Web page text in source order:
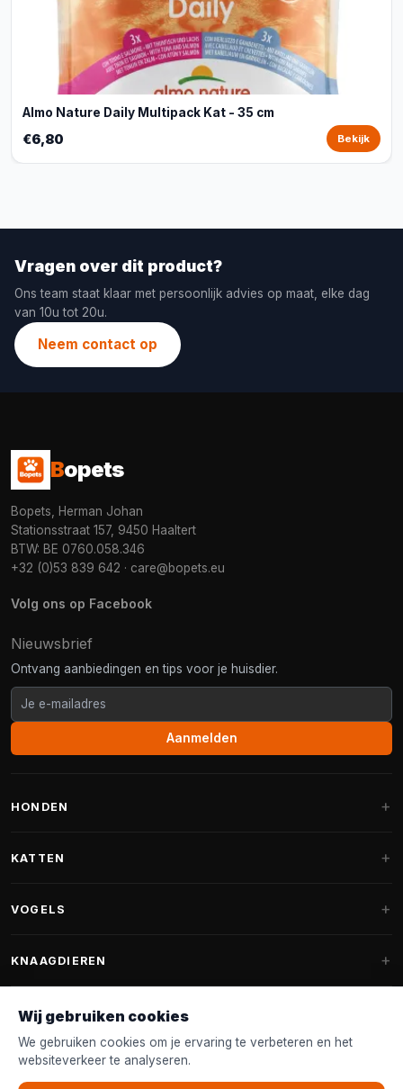
Almo Nature Daily Multipack Kat - 35 cm
€6,80 Bekijk
Vragen over dit product?
Ons team staat klaar met persoonlijk advies op maat, elke dag
van 10u tot 20u.
Neem contact op
Bopets
Bopets, Herman Johan
Stationsstraat 157, 9450 Haaltert
BTW: BE 0760.058.346
+32 (0)53 839 642 · care@bopets.eu
Volg ons op Facebook
Nieuwsbrief
Ontvang aanbiedingen en tips voor je huisdier.
Aanmelden
HONDEN
Fantail hondenmanden
Hondenspeelgoed
Halsband & Lijn
Shampoo & Verzorging
KATTEN
Krabpalen voor Maine Coon
Kattenmanden
VOGELS
Vogelvoer binnenvogels
Voederhuisjes
Nestkastjes & Nesting
Tuinvogelvoer
KNAAGDIEREN
Knaagdierenvoer
Accessoires
KLANTENSERVICE
Wij gebruiken cookies
We gebruiken cookies om je ervaring te verbeteren en het
websiteverkeer te analyseren.